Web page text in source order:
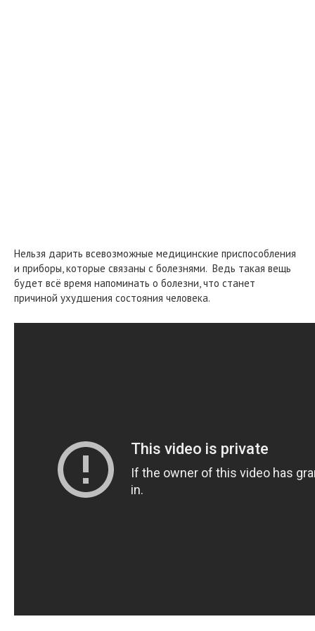
Нельзя дарить всевозможные медицинские приспособления
и приборы, которые связаны с болезнями. Ведь такая вещь
будет всё время напоминать о болезни, что станет
причиной ухудшения состояния человека.